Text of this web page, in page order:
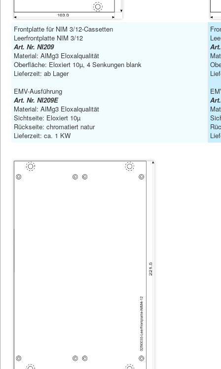
Frontplatte für NIM 3/12-Cassetten
Leerfrontplatte NIM 3/12
Art. Nr. NI209
Material: AlMg3 Eloxalqualität
Oberfläche: Eloxiert 10µ, 4 Senkungen blank
Lieferzeit: ab Lager
EMV-Ausführung
Art. Nr. NI209E
Material: AlMg3 Eloxalqualität
Sichtseite: Eloxiert 10µ
Rückseite: chromatiert natur
Lieferzeit: ca. 1 KW